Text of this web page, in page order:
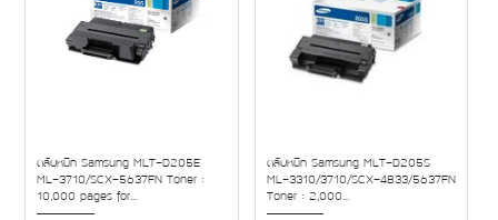
ตลับหมึก Samsung MLT-D205E
ML-3710/SCX-5637FN Toner :
10,000 pages for...
ตลับหมึก Samsung MLT-D205S
ML-3310/3710/SCX-4833/5637FN
Toner : 2,000...